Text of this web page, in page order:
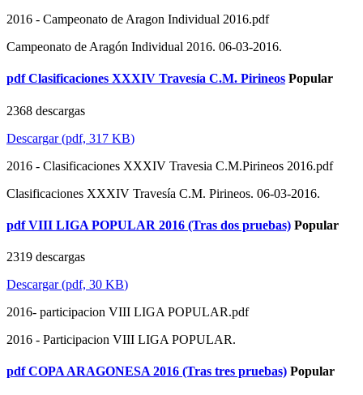
2016 - Campeonato de Aragon Individual 2016.pdf
Campeonato de Aragón Individual 2016. 06-03-2016.
pdf Clasificaciones XXXIV Travesía C.M. Pirineos Popular
2368 descargas
Descargar(pdf, 317 KB)
2016 - Clasificaciones XXXIV Travesia C.M.Pirineos 2016.pdf
Clasificaciones XXXIV Travesía C.M. Pirineos. 06-03-2016.
pdf VIII LIGA POPULAR 2016 (Tras dos pruebas) Popular
2319 descargas
Descargar(pdf, 30 KB)
2016- participacion VIII LIGA POPULAR.pdf
2016 - Participacion VIII LIGA POPULAR.
pdf COPA ARAGONESA 2016 (Tras tres pruebas) Popular